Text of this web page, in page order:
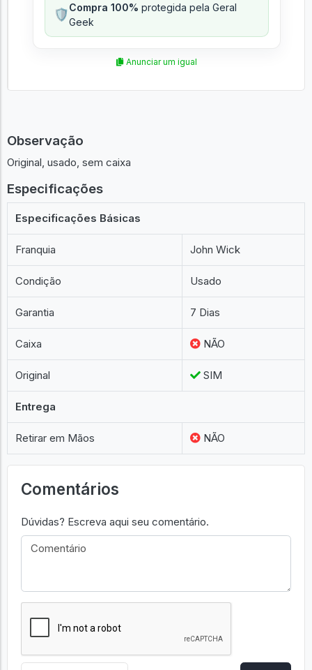
🛡️Compra 100% protegida pela Geral
Geek
Anunciar um igual
Observação
Original, usado, sem caixa
Especificações
Especificações Básicas
Franquia John Wick
Condição Usado
Garantia 7 Dias
Caixa NÃO
Original SIM
Entrega
Retirar em Mãos NÃO
Comentários
Dúvidas? Escreva aqui seu comentário.